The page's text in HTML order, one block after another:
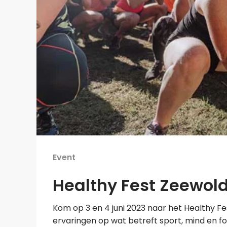
Event
Healthy Fest
Kom op 3 en 4 juni 2023 naar het Healthy
ervaringen op wat betreft sport, mind en